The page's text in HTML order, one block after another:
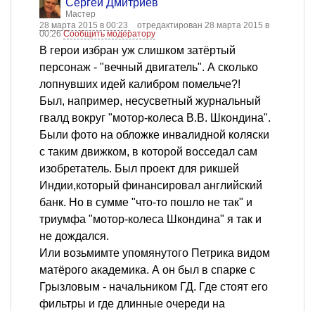
Сергей Дмитриев
Мастер
28 марта 2015 в 00:23
отредактирован 28 марта 2015 в
00:26Сообщить модератору
В герои избран уж слишком затёртый
персонаж - "вечный двигатель". А сколько
лопнувших идей калибром помельче?!
Был, например, несусветный журнальный
гвалд вокруг "мотор-колеса В.В. Шкондина".
Были фото на обложке инвалидной коляски
с таким движком, в которой восседал сам
изобретатель. Был проект для рикшей
Индии,который финансировал английский
банк. Но в сумме "что-то пошло не так" и
триумфа "мотор-колеса Шкондина" я так и
не дождался.
Или возьмимте упомянутого Петрика видом
матёрого академика. А он был в спарке с
Грызловым - начальником ГД. Где стоят его
фильтры и где длинные очереди на